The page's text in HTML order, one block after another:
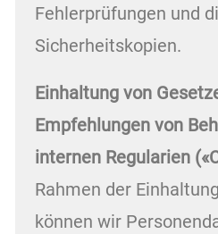
Fehlerprüfungen und
Sicherheitskopien.
Einhaltung von
Empfehlungen von
internen Regularien
Rahmen der
können wir